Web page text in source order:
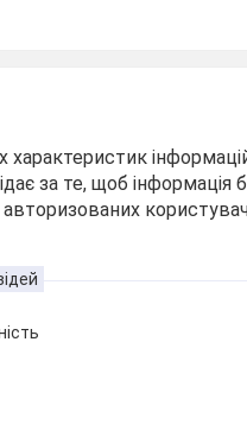
характеристик
за те, щоб інформація